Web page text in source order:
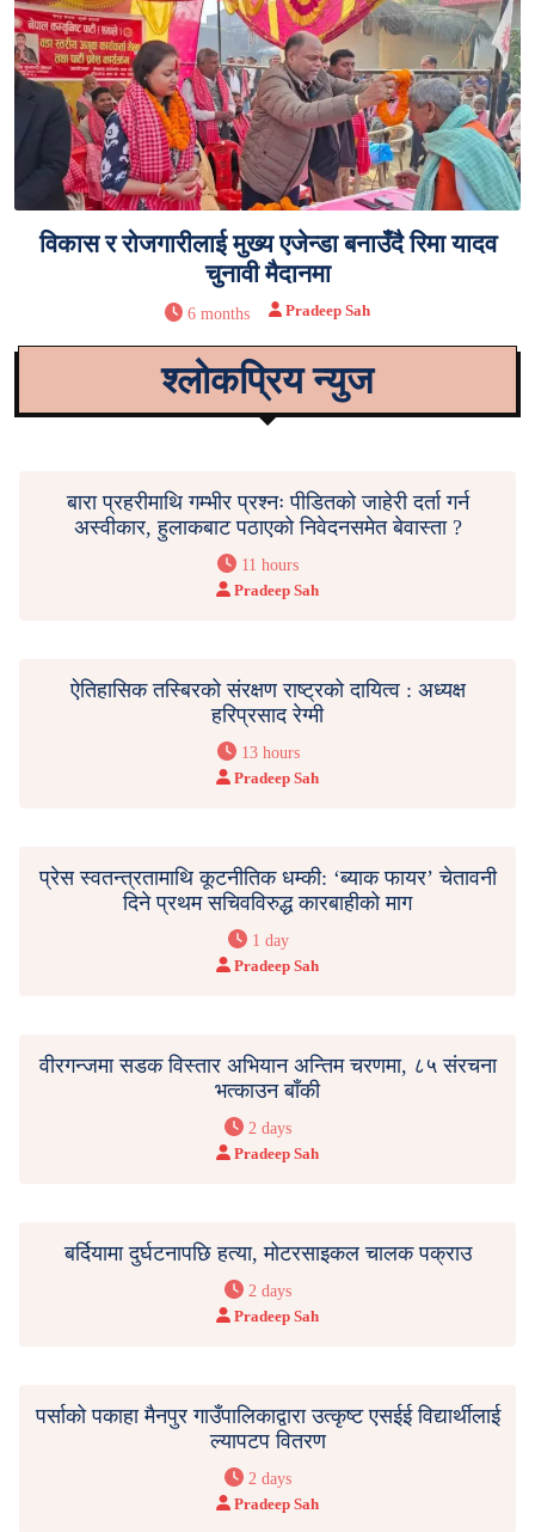
विकास र रोजगारीलाई मुख्य एजेन्डा बनाउँदै रिमा यादव
चुनावी मैदानमा
6 months Pradeep Sah
श्लोकप्रिय न्युज
बारा प्रहरीमाथि गम्भीर प्रश्नः पीडितको जाहेरी दर्ता गर्न
अस्वीकार, हुलाकबाट पठाएको निवेदनसमेत बेवास्ता ?
11 hours
Pradeep Sah
ऐतिहासिक तस्बिरको संरक्षण राष्ट्रको दायित्व : अध्यक्ष
हरिप्रसाद रेग्मी
13 hours
Pradeep Sah
प्रेस स्वतन्त्रतामाथि कूटनीतिक धम्की: ‘ब्याक फायर’ चेतावनी
दिने प्रथम सचिवविरुद्ध कारबाहीको माग
1 day
Pradeep Sah
वीरगन्जमा सडक विस्तार अभियान अन्तिम चरणमा, ८५ संरचना
भत्काउन बाँकी
2 days
Pradeep Sah
बर्दियामा दुर्घटनापछि हत्या, मोटरसाइकल चालक पक्राउ
2 days
Pradeep Sah
पर्साको पकाहा मैनपुर गाउँपालिकाद्वारा उत्कृष्ट एसईई विद्यार्थीलाई
ल्यापटप वितरण
2 days
Pradeep Sah